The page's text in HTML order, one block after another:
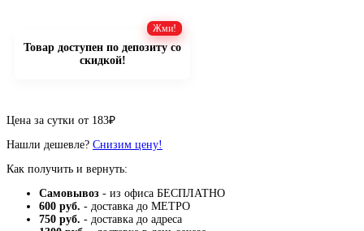
Товар доступен по депозиту со
скидкой!
Цена за сутки от 183₽
Нашли дешевле? Снизим цену!
Как получить и вернуть:
Самовывоз - из офиса БЕСПЛАТНО
600 руб. - доставка до МЕТРО
750 руб. - доставка до адреса